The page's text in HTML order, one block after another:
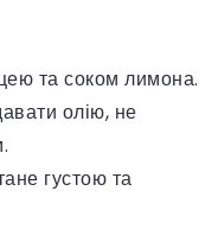
та соком лимона.
олію, не
густою та